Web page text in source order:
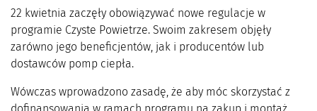
22 kwietnia zaczęły obowiązywać nowe regulacje w
programie Czyste Powietrze. Swoim zakresem objęły
zarówno jego beneficjentów, jak i producentów lub
dostawców pomp ciepła.
Wówczas wprowadzono zasadę, że aby móc skorzystać z